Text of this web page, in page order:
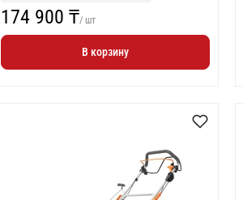
174 900 ₸/ шт
В корзину